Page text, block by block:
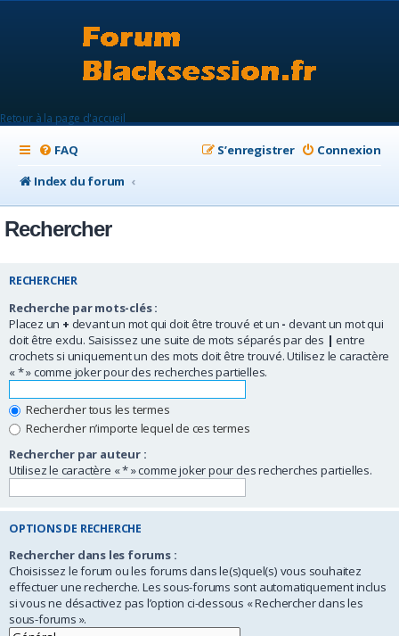
Retour à la page d'accueil
FAQ Connexion
S’enregistrer
Index du forum
Rechercher
RECHERCHER
Recherche par mots-clés :
Placez un + devant un mot qui doit être trouvé et un - devant un mot qui
doit être exclu. Saisissez une suite de mots séparés par des | entre
crochets si uniquement un des mots doit être trouvé. Utilisez le caractère
« * » comme joker pour des recherches partielles.
Rechercher tous les termes
Rechercher n’importe lequel de ces termes
Rechercher par auteur :
Utilisez le caractère « * » comme joker pour des recherches partielles.
OPTIONS DE RECHERCHE
Rechercher dans les forums :
Choisissez le forum ou les forums dans le(s)quel(s) vous souhaitez
effectuer une recherche. Les sous-forums sont automatiquement inclus
si vous ne désactivez pas l’option ci-dessous « Rechercher dans les
sous-forums ».